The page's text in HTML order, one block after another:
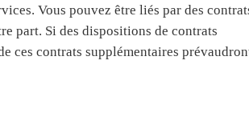
Vous pouvez être liés par des
part. Si des dispositions de contrats
ces contrats supplémentaires